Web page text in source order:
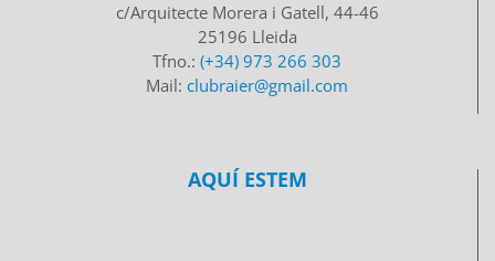
c/Arquitecte Morera i Gatell, 44-46
25196 Lleida
Tfno.: (+34) 973 266 303
Mail: clubraier@gmail.com
AQUÍ ESTEM